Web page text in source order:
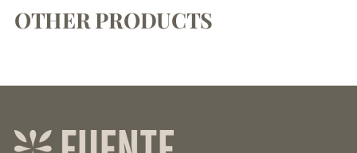
OTHER PRODUCTS